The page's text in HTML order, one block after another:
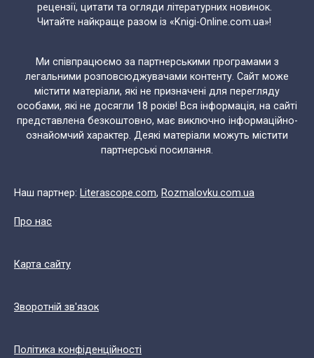
рецензії, цитати та огляди літературних новинок.
Читайте найкраще разом із «Knigi-Online.com.ua»!
Ми співпрацюємо за партнерськими програмами з
легальними розповсюджувачами контенту. Сайт може
містити матеріали, які не призначені для перегляду
особами, які не досягли 18 років! Вся інформація, на сайті
представлена безкоштовно, має виключно інформаційно-
ознайомчий характер. Деякі матеріали можуть містити
партнерські посилання.
Наш партнер: Literascope.com, Rozmalovku.com.ua
Про нас
Карта сайту
Зворотній зв'язок
Політика конфіденційності